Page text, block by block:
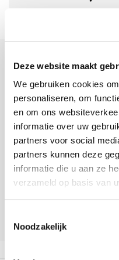
Deze website maakt
We gebruiken cookies
personaliseren, om
en om ons
informatie over uw
partners voor social
partners kunnen deze
informatie die u aan ze
verzameld op basis van
Noodzakelijk
30 dagen bedenktijd
Vandaag besteld,